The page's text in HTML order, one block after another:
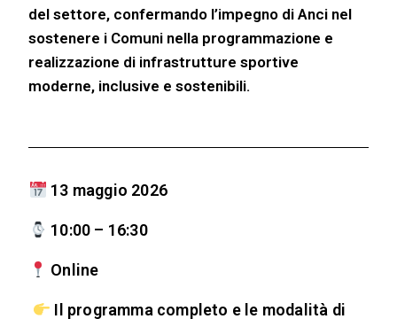
del settore, confermando l’impegno di Anci nel
sostenere i Comuni nella programmazione e
realizzazione di infrastrutture sportive
moderne, inclusive e sostenibili.
13 maggio 2026
10:00 – 16:30
Online
Il programma completo e le modalità di